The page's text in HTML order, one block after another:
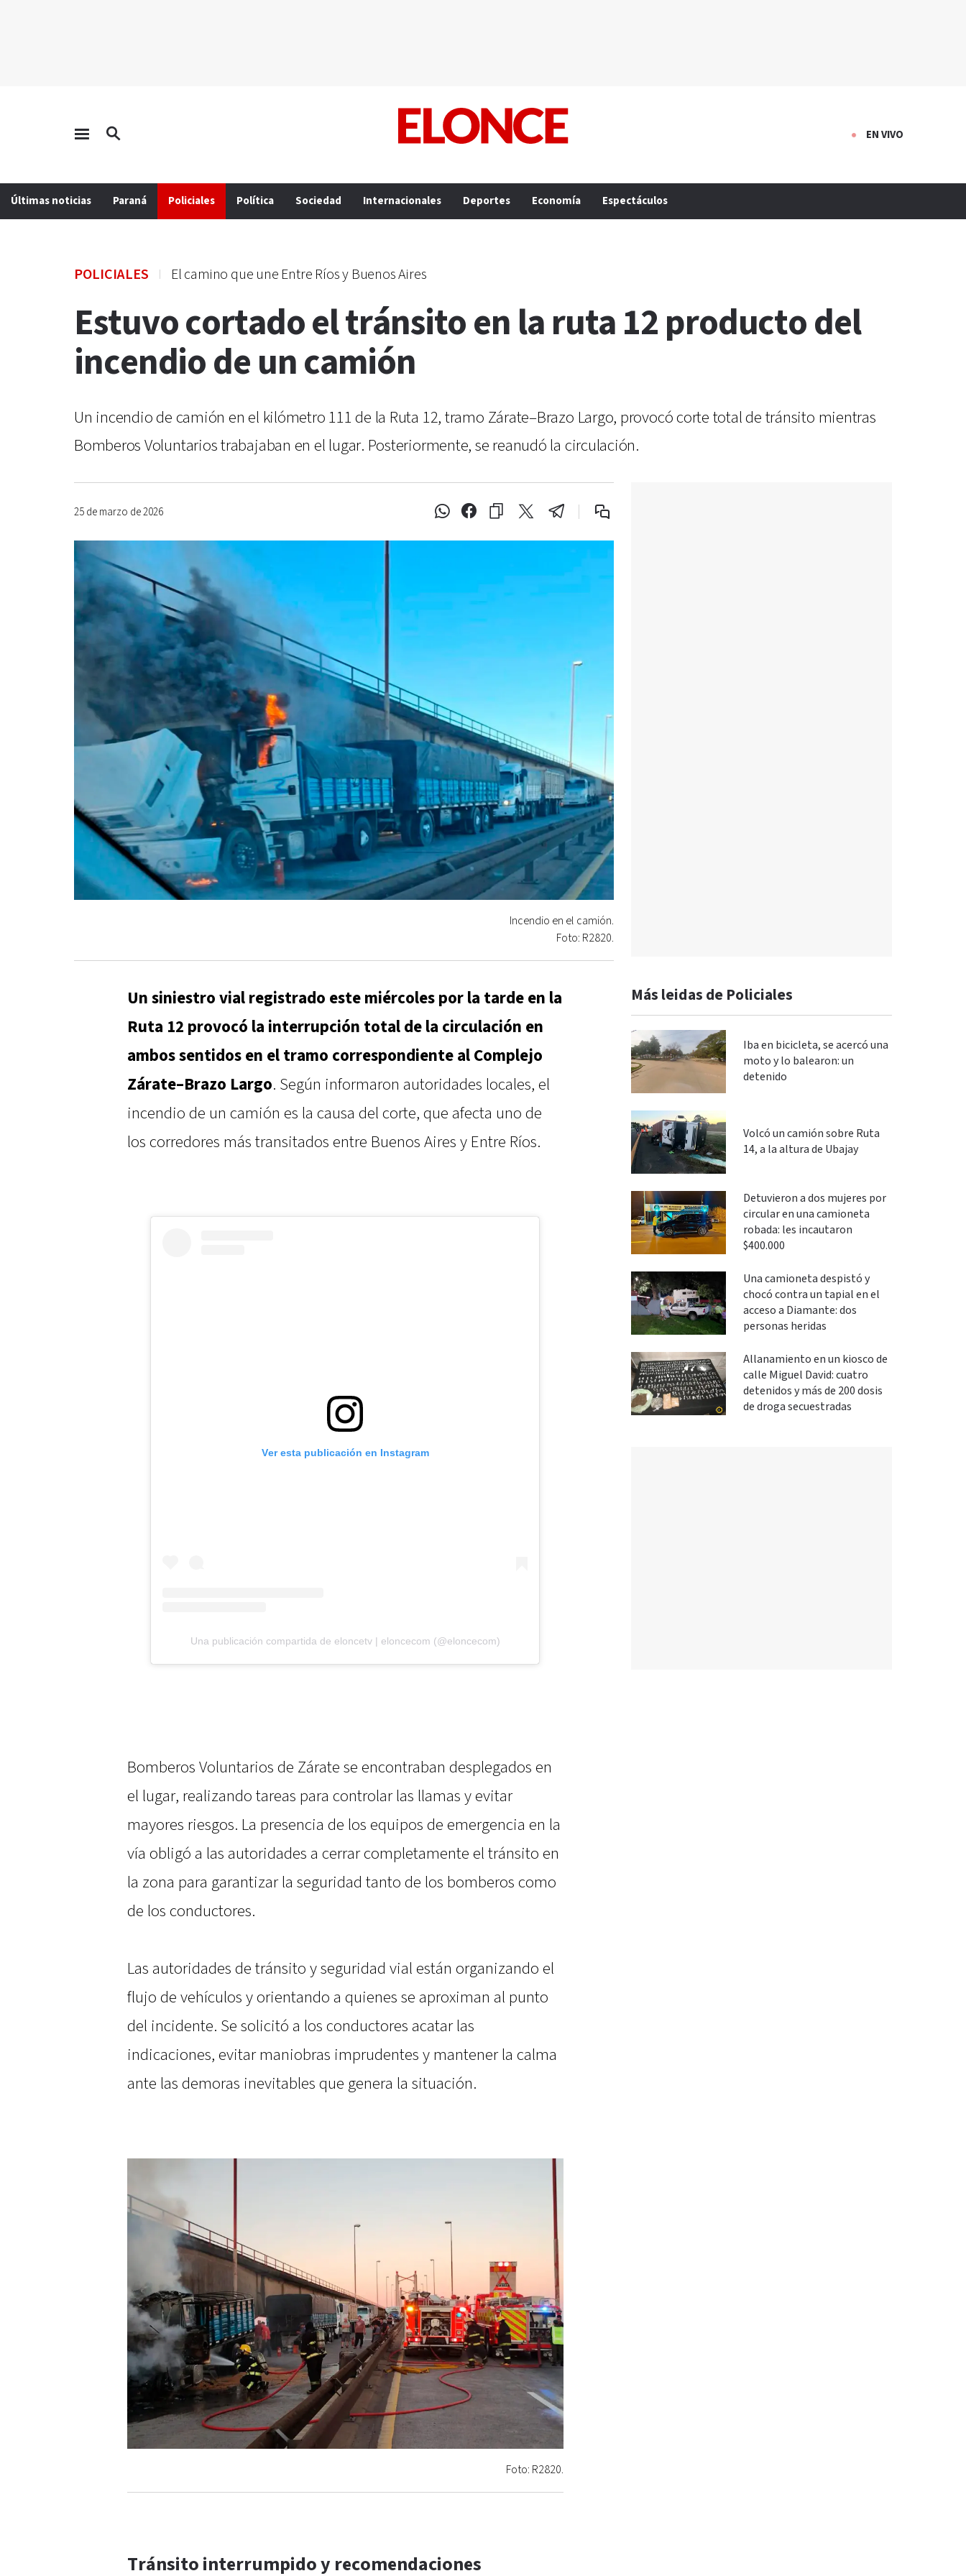
EN VIVO
Últimas noticias Paraná Policiales Política Sociedad Internacionales Deportes Economía Espectáculos
POLICIALES El camino que une Entre Ríos y Buenos Aires
Estuvo cortado el tránsito en la ruta 12 producto del
incendio de un camión
Un incendio de camión en el kilómetro 111 de la Ruta 12, tramo Zárate–Brazo Largo, provocó corte total de tránsito mientras
Bomberos Voluntarios trabajaban en el lugar. Posteriormente, se reanudó la circulación.
25 de marzo de 2026
Incendio en el camión.
Foto: R2820.
Un siniestro vial registrado este miércoles por la tarde en la
Ruta 12 provocó la interrupción total de la circulación en
ambos sentidos en el tramo correspondiente al Complejo
Zárate–Brazo Largo. Según informaron autoridades locales, el
incendio de un camión es la causa del corte, que afecta uno de
los corredores más transitados entre Buenos Aires y Entre Ríos.
Ver esta publicación en Instagram
Una publicación compartida de eloncetv | eloncecom (@eloncecom)
Bomberos Voluntarios de Zárate se encontraban desplegados en
el lugar, realizando tareas para controlar las llamas y evitar
mayores riesgos. La presencia de los equipos de emergencia en la
vía obligó a las autoridades a cerrar completamente el tránsito en
la zona para garantizar la seguridad tanto de los bomberos como
de los conductores.
Las autoridades de tránsito y seguridad vial están organizando el
flujo de vehículos y orientando a quienes se aproximan al punto
del incidente. Se solicitó a los conductores acatar las
indicaciones, evitar maniobras imprudentes y mantener la calma
ante las demoras inevitables que genera la situación.
Foto: R2820.
Tránsito interrumpido y recomendaciones
Más leidas de Policiales
Iba en bicicleta, se acercó una
moto y lo balearon: un
detenido
Volcó un camión sobre Ruta
14, a la altura de Ubajay
Detuvieron a dos mujeres por
circular en una camioneta
robada: les incautaron
$400.000
Una camioneta despistó y
chocó contra un tapial en el
acceso a Diamante: dos
personas heridas
Allanamiento en un kiosco de
calle Miguel David: cuatro
detenidos y más de 200 dosis
de droga secuestradas